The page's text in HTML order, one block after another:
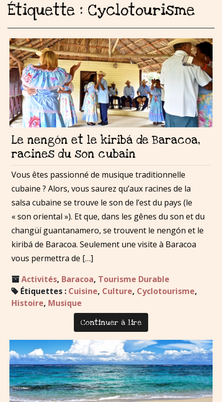
Étiquette : Cyclotourisme
Le nengón et le kiribá de Baracoa,
racines du son cubain
Vous êtes passionné de musique traditionnelle
cubaine ? Alors, vous saurez qu’aux racines de la
salsa cubaine se trouve le son de l’est du pays (le
« son oriental »). Et que, dans les gênes du son et du
changüí guantanamero, se trouvent le nengón et le
kiribá de Baracoa. Seulement une visite à Baracoa
vous permettra de […]
Activités, Baracoa, Tourisme Durable
Étiquettes : Cuisine, Culture, Cyclotourisme,
Histoire, Musique
Continuer à lire